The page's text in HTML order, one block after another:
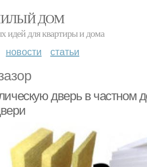
ДОМ
идей для квартиры и дома
новости статьи
дверь в